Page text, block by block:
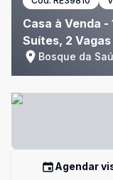
Casa à Venda -
Suítes, 2
Bosque da
Agendar